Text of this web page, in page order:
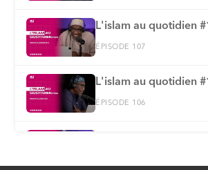
L'islam au quotidien
ÉPISODE 107
L'islam au quotidien
ÉPISODE 106